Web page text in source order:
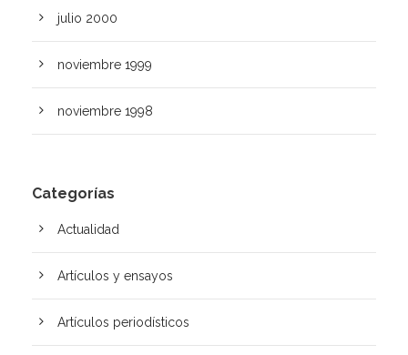
julio 2000
noviembre 1999
noviembre 1998
Categorías
Actualidad
Artículos y ensayos
Artí­culos periodísticos